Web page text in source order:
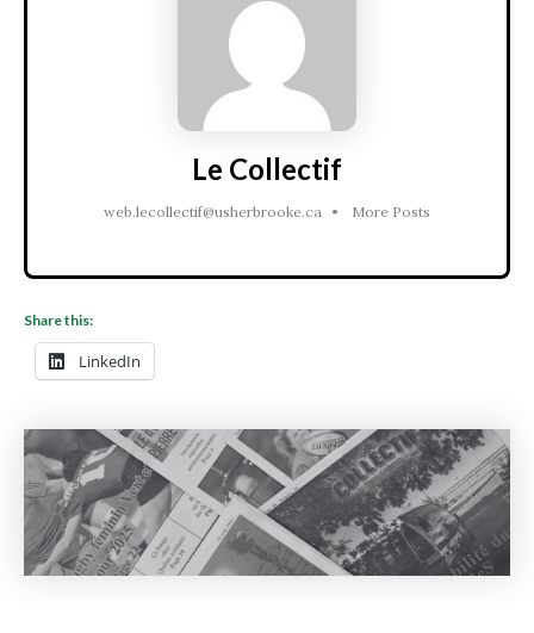
Le Collectif
web.lecollectif@usherbrooke.ca • More Posts
Share this:
LinkedIn